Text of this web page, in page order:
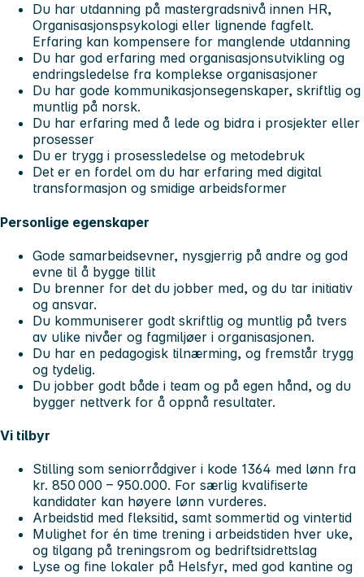
Du har utdanning på mastergradsnivå innen HR,
Organisasjonspsykologi eller lignende fagfelt.
Erfaring kan kompensere for manglende utdanning
Du har god erfaring med organisasjonsutvikling og
endringsledelse fra komplekse organisasjoner
Du har gode kommunikasjonsegenskaper, skriftlig og
muntlig på norsk.
Du har erfaring med å lede og bidra i prosjekter eller
prosesser
Du er trygg i prosessledelse og metodebruk
Det er en fordel om du har erfaring med digital
transformasjon og smidige arbeidsformer
Personlige egenskaper
Gode samarbeidsevner, nysgjerrig på andre og god
evne til å bygge tillit
Du brenner for det du jobber med, og du tar initiativ
og ansvar.
Du kommuniserer godt skriftlig og muntlig på tvers
av ulike nivåer og fagmiljøer i organisasjonen.
Du har en pedagogisk tilnærming, og fremstår trygg
og tydelig.
Du jobber godt både i team og på egen hånd, og du
bygger nettverk for å oppnå resultater.
Vi tilbyr
Stilling som seniorrådgiver i kode 1364 med lønn fra
kr. 850 000 – 950.000. For særlig kvalifiserte
kandidater kan høyere lønn vurderes.
Arbeidstid med fleksitid, samt sommertid og vintertid
Mulighet for én time trening i arbeidstiden hver uke,
og tilgang på treningsrom og bedriftsidrettslag
Lyse og fine lokaler på Helsfyr, med god kantine og